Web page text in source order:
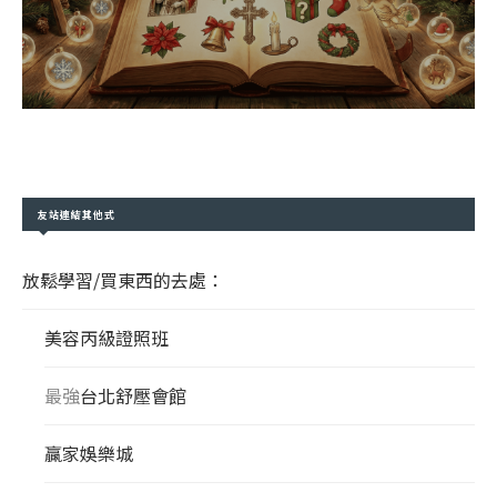
友站連結其他式
放鬆學習/買東西的去處：
美容丙級證照班
最強台北舒壓會館
贏家娛樂城